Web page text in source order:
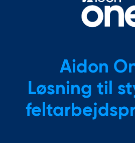
Aidon
Løsning til